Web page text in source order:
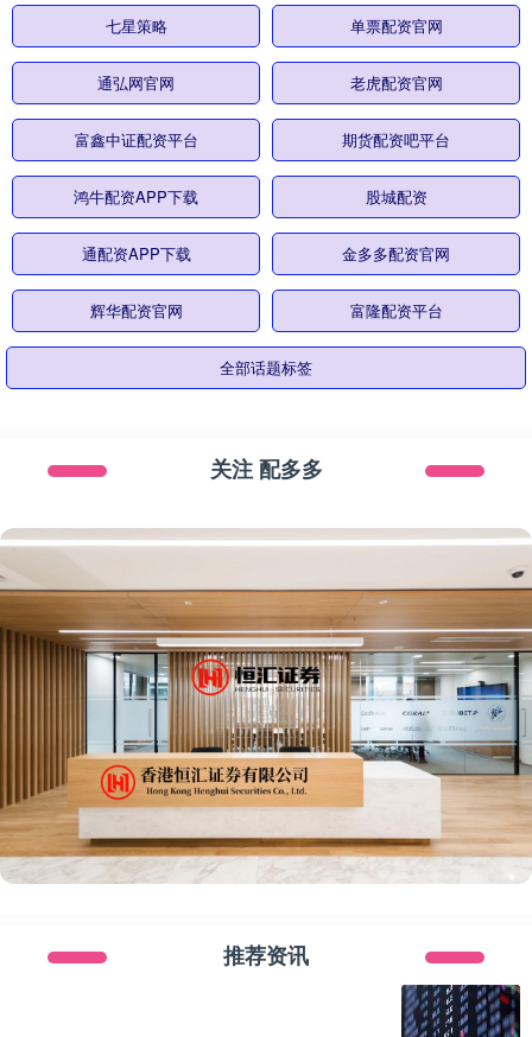
七星策略 单票配资官网
通弘网官网 老虎配资官网
富鑫中证配资平台 期货配资吧平台
鸿牛配资APP下载 股城配资
通配资APP下载 金多多配资官网
辉华配资官网 富隆配资平台
全部话题标签
关注 配多多
推荐资讯